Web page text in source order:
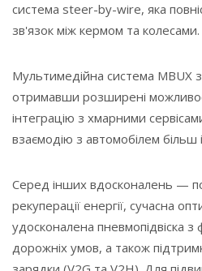
система steer-by-wire, яка
зв'язок між кермом та колесами.
Мультимедійна система MBUX
отримавши розширені
інтеграцію з хмарними
взаємодію з автомобілем більш
Серед інших вдосконалень —
рекуперації енергії, сучасна
удосконалена пневмопідвіска
дорожніх умов, а також